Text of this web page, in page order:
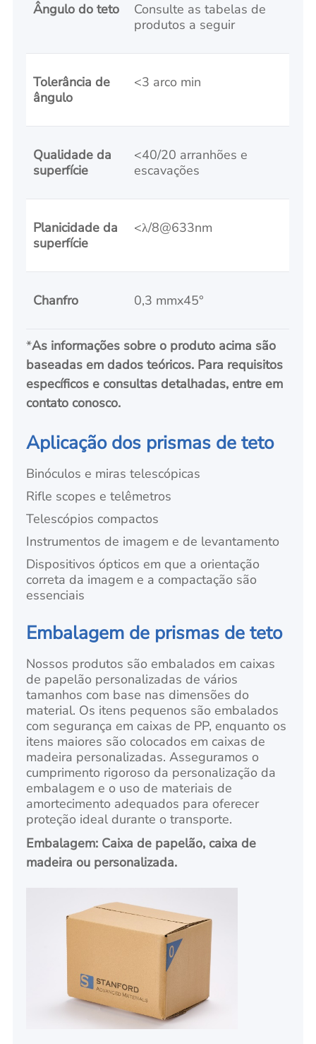
Ângulo do teto
Consulte as tabelas de
produtos a seguir
Tolerância de
ângulo
<3 arco min
Qualidade da
superfície
<40/20 arranhões e
escavações
Planicidade da
superfície
<λ/8@633nm
Chanfro 0,3 mmx45°
*As informações sobre o produto acima são
baseadas em dados teóricos. Para requisitos
específicos e consultas detalhadas, entre em
contato conosco.
Aplicação dos prismas de teto
Binóculos e miras telescópicas
Rifle scopes e telêmetros
Telescópios compactos
Instrumentos de imagem e de levantamento
Dispositivos ópticos em que a orientação
correta da imagem e a compactação são
essenciais
Embalagem de prismas de teto
Nossos produtos são embalados em caixas
de papelão personalizadas de vários
tamanhos com base nas dimensões do
material. Os itens pequenos são embalados
com segurança em caixas de PP, enquanto os
itens maiores são colocados em caixas de
madeira personalizadas. Asseguramos o
cumprimento rigoroso da personalização da
embalagem e o uso de materiais de
amortecimento adequados para oferecer
proteção ideal durante o transporte.
Embalagem: Caixa de papelão, caixa de
madeira ou personalizada.